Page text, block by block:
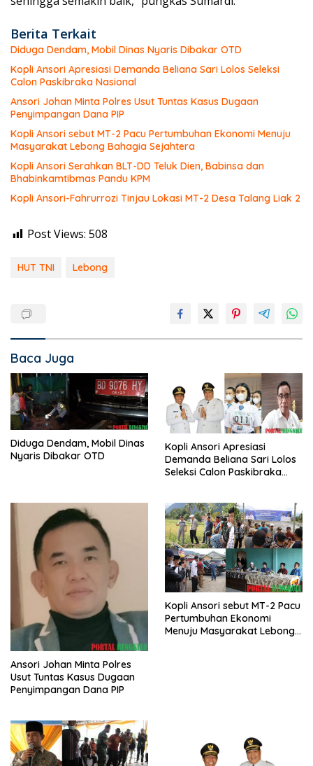
Berita Terkait
Diduga Dendam, Mobil Dinas Nyaris Dibakar OTD
Kopli Ansori Apresiasi Demanda Beliana Sari Lolos Seleksi
Calon Paskibraka Nasional
Ansori Johan Minta Polres Usut Tuntas Kasus Dugaan
Penyimpangan Dana PIP
Kopli Ansori sebut MT-2 Pacu Pertumbuhan Ekonomi Menuju
Masyarakat Lebong Bahagia Sejahtera
Kopli Ansori Serahkan BLT-DD Teluk Dien, Babinsa dan
Bhabinkamtibmas Pandu KPM
Kopli Ansori-Fahrurrozi Tinjau Lokasi MT-2 Desa Talang Liak 2
Post Views: 508
HUT TNI Lebong
Baca Juga
Diduga Dendam, Mobil Dinas
Nyaris Dibakar OTD
Kopli Ansori Apresiasi
Demanda Beliana Sari Lolos
Seleksi Calon Paskibraka
Ansori Johan Minta Polres
Usut Tuntas Kasus Dugaan
Penyimpangan Dana PIP
Kopli Ansori sebut MT-2 Pacu
Pertumbuhan Ekonomi
Menuju Masyarakat Lebong